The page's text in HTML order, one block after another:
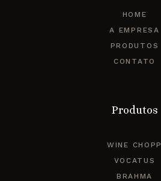
HOME
A EMPRESA
PRODUTOS
CONTATO
Produtos
WINE CHOPP
VOCATUS
BRAHMA